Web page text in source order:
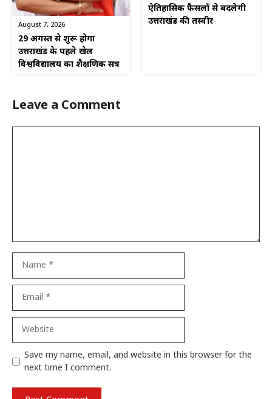
August 7, 2026
29 अगस्त से शुरू होगा
उत्तराखंड के पहले खेल
विश्वविद्यालय का शैक्षणिक सत्र
ऐतिहासिक फैसलों से बदलेगी
उत्तराखंड की तस्वीर
Leave a Comment
Save my name, email, and website in this browser for the
next time I comment.